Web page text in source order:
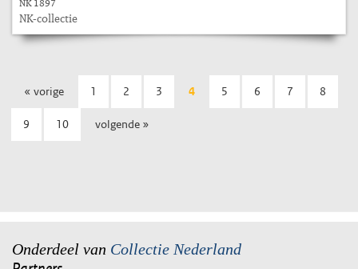
NK 1897
NK-collectie
« vorige 1 2 3 4 5 6 7 8
9 10 volgende »
Onderdeel van Collectie Nederland